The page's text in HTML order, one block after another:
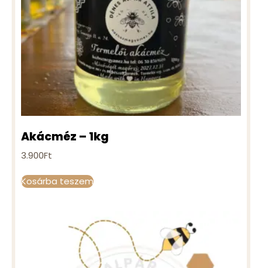
Akácméz – 1kg
3.900Ft
Kosárba teszem